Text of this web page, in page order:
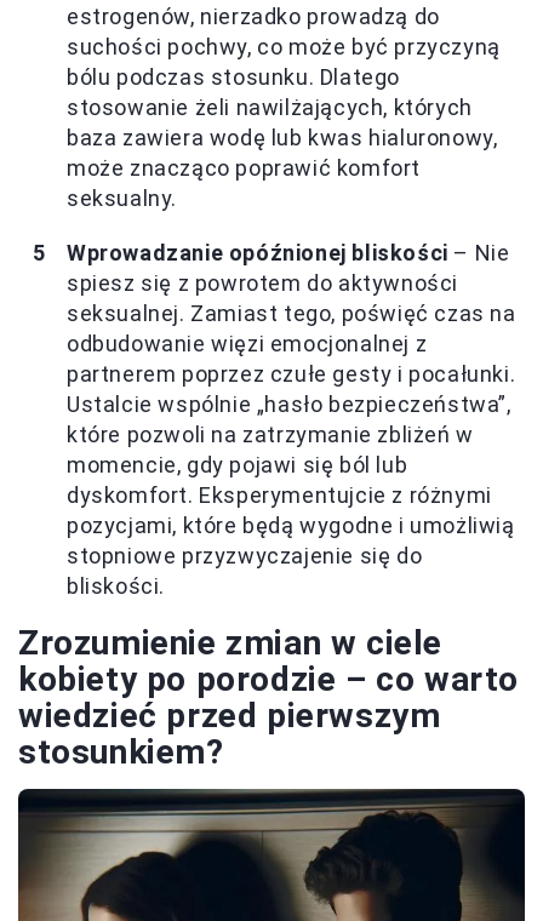
estrogenów, nierzadko prowadzą do
suchości pochwy, co może być przyczyną
bólu podczas stosunku. Dlatego
stosowanie żeli nawilżających, których
baza zawiera wodę lub kwas hialuronowy,
może znacząco poprawić komfort
seksualny.
Wprowadzanie opóźnionej bliskości – Nie
spiesz się z powrotem do aktywności
seksualnej. Zamiast tego, poświęć czas na
odbudowanie więzi emocjonalnej z
partnerem poprzez czułe gesty i pocałunki.
Ustalcie wspólnie „hasło bezpieczeństwa”,
które pozwoli na zatrzymanie zbliżeń w
momencie, gdy pojawi się ból lub
dyskomfort. Eksperymentujcie z różnymi
pozycjami, które będą wygodne i umożliwią
stopniowe przyzwyczajenie się do
bliskości.
Zrozumienie zmian w ciele
kobiety po porodzie – co warto
wiedzieć przed pierwszym
stosunkiem?